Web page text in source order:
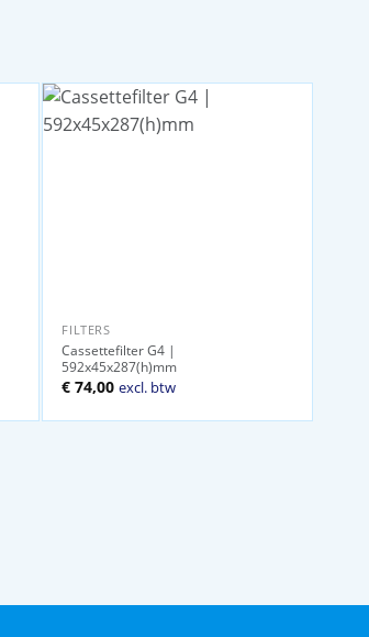
FILTERS
Cassettefilter G4 |
592x45x287(h)mm
€ 74,00 excl. btw